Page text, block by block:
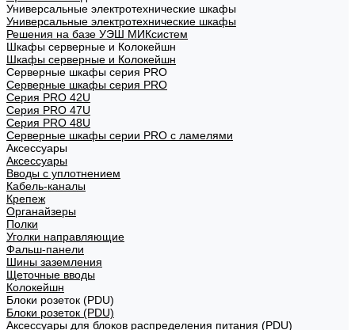
Универсальные электротехнические шкафы
Универсальные электротехнические шкафы
Решения на базе УЭШ МИКсистем
Шкафы серверные и Колокейшн
Шкафы серверные и Колокейшн
Серверные шкафы серия PRO
Серверные шкафы серия PRO
Серия PRO 42U
Серия PRO 47U
Серия PRO 48U
Серверные шкафы серии PRO с ламелями
Аксессуары
Аксессуары
Вводы с уплотнением
Кабель-каналы
Крепеж
Органайзеры
Полки
Уголки направляющие
Фальш-панели
Шины заземления
Щеточные вводы
Колокейшн
Блоки розеток (PDU)
Блоки розеток (PDU)
Аксессуары для блоков распределения питания (PDU)